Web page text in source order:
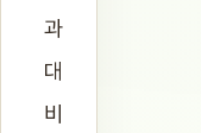
과
대
비